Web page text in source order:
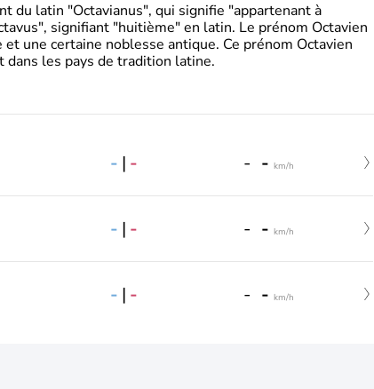
du latin "Octavianus", qui signifie "appartenant à
signifiant "huitième" en latin. Le prénom Octavien
une certaine noblesse antique. Ce prénom Octavien
dans les pays de tradition latine.
- | - - - km/h
- | - - - km/h
- | - - - km/h